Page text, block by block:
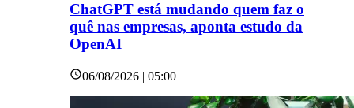
ChatGPT está mudando quem faz o
quê nas empresas, aponta estudo da
OpenAI
06/08/2026 | 05:00